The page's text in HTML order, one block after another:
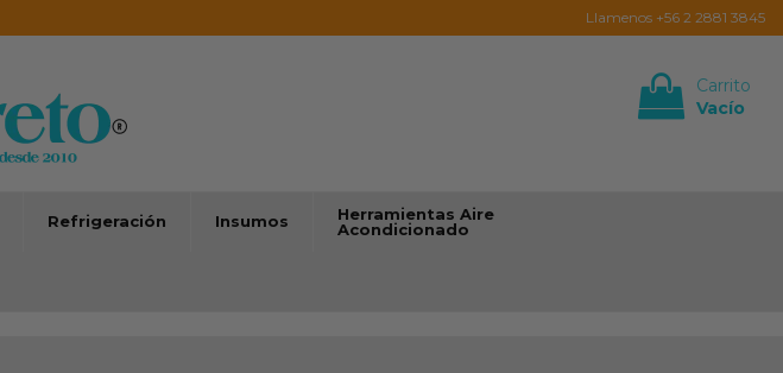
Llamenos +56 2 2881 3845
Carrito
Vacío
Refrigeración Insumos
Herramientas Aire
Acondicionado